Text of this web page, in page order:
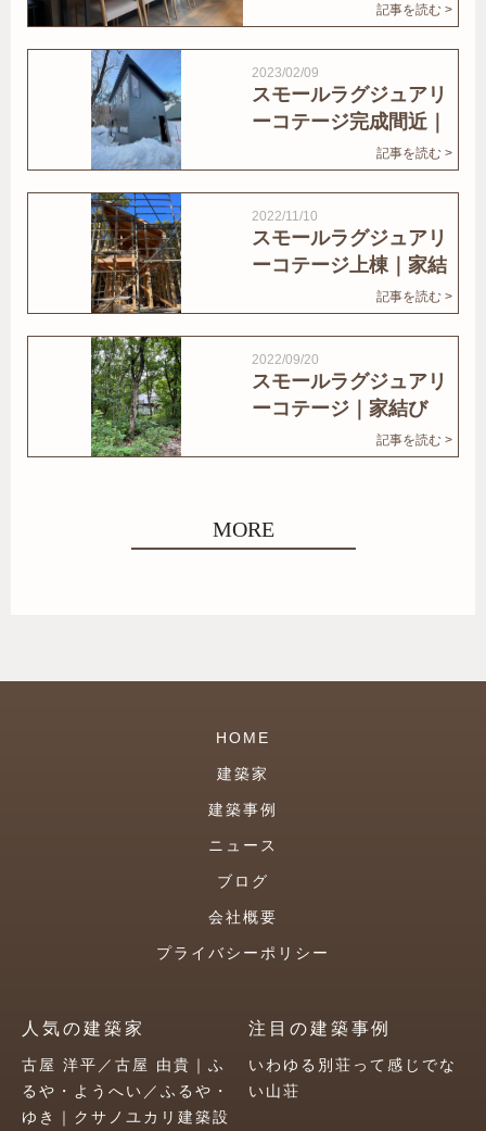
記事を読む >
2023/02/09
スモールラグジュアリ
ーコテージ完成間近｜
記事を読む >
2022/11/10
スモールラグジュアリ
ーコテージ上棟｜家結
記事を読む >
2022/09/20
スモールラグジュアリ
ーコテージ｜家結び
記事を読む >
MORE
HOME
建築家
建築事例
ニュース
ブログ
会社概要
プライバシーポリシー
人気の建築家
古屋 洋平／古屋 由貴｜ふ
るや・ようへい／ふるや・
ゆき｜クサノユカリ建築設
注目の建築事例
いわゆる別荘って感じでな
い山荘